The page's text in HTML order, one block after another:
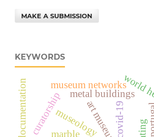
MAKE A SUBMISSION
KEYWORDS
art museums.
marble
museology
metal buildings
covid-19
curatorship
museum networksworld